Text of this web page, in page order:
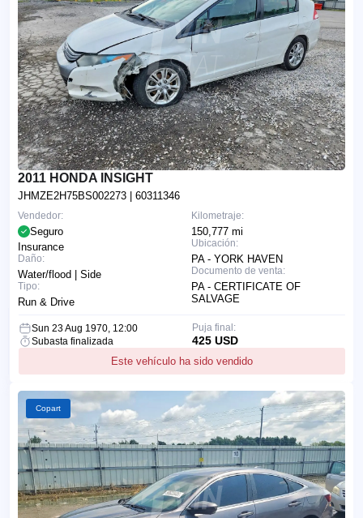
2011 HONDA INSIGHT
JHMZE2H75BS002273 | 60311346
Kilometraje:
150,777 mi
Ubicación:
PA - YORK HAVEN
Documento de venta:
PA - CERTIFICATE OF
SALVAGE
Vendedor:
Seguro
Insurance
Daño:
Water/flood | Side
Tipo:
Run & Drive
Sun 23 Aug 1970, 12:00
Subasta finalizada
Este vehículo ha sido vendido
Puja final:
425 USD
Copart